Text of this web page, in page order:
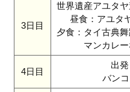
3日目
世界遺産アユタ
昼食：アユタ
夕食：タイ古典
マンカレ
4日目
出
バン